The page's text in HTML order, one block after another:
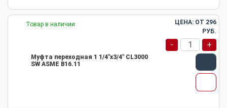
Товар в наличии
Муфта переходная 1 1/4"х3/4" CL3000
SW ASME B16.11
ЦЕНА: ОТ 296
РУБ.
- +